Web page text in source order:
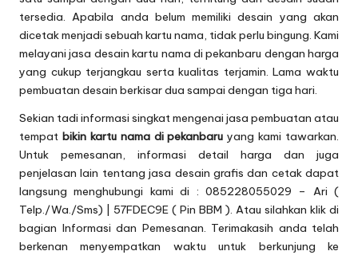
tersedia. Apabila anda belum memiliki desain yang akan
dicetak menjadi sebuah kartu nama, tidak perlu bingung. Kami
melayani jasa desain kartu nama di pekanbaru dengan harga
yang cukup terjangkau serta kualitas terjamin. Lama waktu
pembuatan desain berkisar dua sampai dengan tiga hari.
Sekian tadi informasi singkat mengenai jasa pembuatan atau
tempat bikin kartu nama di pekanbaruyang kami tawarkan.
Untuk pemesanan, informasi detail harga dan juga
penjelasan lain tentang jasa desain grafis dan cetak dapat
langsung menghubungi kami di : 085228055029 – Ari (
Telp./Wa./Sms) | 57FDEC9E ( Pin BBM ). Atau silahkan klik di
bagian Informasi dan Pemesanan. Terimakasih anda telah
berkenan menyempatkan waktu untuk berkunjung ke